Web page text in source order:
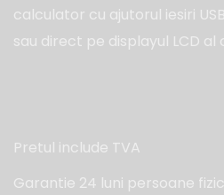
calculator cu ajutorul iesiri
sau direct pe displayul LCD al
Pretul include TVA
Garantie 24 luni persoane